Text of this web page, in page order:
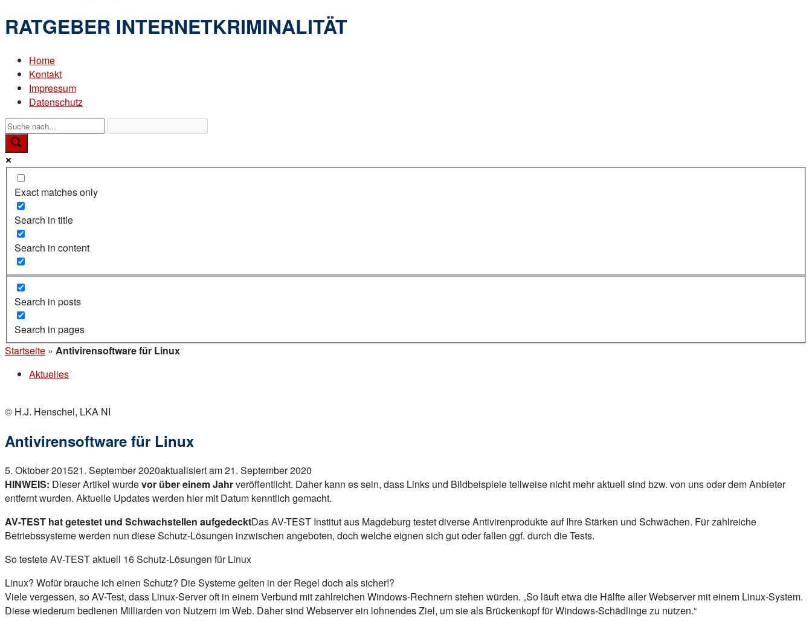
RATGEBER INTERNETKRIMINALITÄT
Home
Kontakt
Impressum
Datenschutz
Exact matches only
Search in title
Search in content
Search in posts
Search in pages
Startseite » Antivirensoftware für Linux
Aktuelles
© H.J. Henschel, LKA NI
Antivirensoftware für Linux
5. Oktober 201521. September 2020aktualisiert am 21. September 2020
HINWEIS: Dieser Artikel wurdevor über einem Jahrveröffentlicht. Daher kann es sein, dass Links und Bildbeispiele teilweise nicht mehr aktuell sind bzw. von uns oder dem Anbieter
entfernt wurden. Aktuelle Updates werden hier mit Datum kenntlich gemacht.
AV-TEST hat getestet und Schwachstellen aufgedecktDas AV-TEST Institut aus Magdeburg testet diverse Antivirenprodukte auf Ihre Stärken und Schwächen. Für zahlreiche
Betriebssysteme werden nun diese Schutz-Lösungen inzwischen angeboten, doch welche eignen sich gut oder fallen ggf. durch die Tests.
So testete AV-TEST aktuell 16 Schutz-Lösungen für Linux
Linux? Wofür brauche ich einen Schutz? Die Systeme gelten in der Regel doch als sicher!?
Viele vergessen, so AV-Test, dass Linux-Server oft in einem Verbund mit zahlreichen Windows-Rechnern stehen würden. „So läuft etwa die Hälfte aller Webserver mit einem Linux-System.
Diese wiederum bedienen Milliarden von Nutzern im Web. Daher sind Webserver ein lohnendes Ziel, um sie als Brückenkopf für Windows-Schädlinge zu nutzen.“